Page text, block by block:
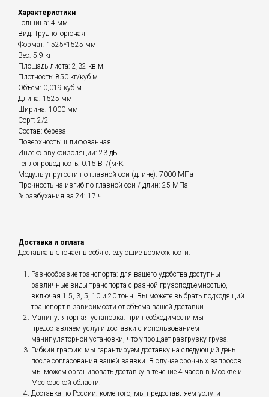
Характеристики
Толщина: 4 мм
Вид: Трудногорючая
Формат: 1525*1525 мм
Вес: 5.9 кг
Площадь листа: 2,32 кв.м.
Плотность: 850 кг/куб.м.
Объем: 0,019 куб.м.
Длина: 1525 мм
Ширина: 1000 мм
Сорт: 2/2
Состав: береза
Поверхность: шлифованная
Индекс звукоизоляции: 23 дБ
Теплопроводность: 0.15 Вт/(м⋅К
Модуль упругости по главной оси (длине): 7000 МПа
Прочность на изгиб по главной оси / длин: 25 МПа
% разбухания за 24: 17 ч
Доставка и оплата
Доставка включает в себя следующие возможности:
Разнообразие транспорта: для вашего удобства доступны
различные виды транспорта с разной грузоподъемностью,
включая 1.5, 3, 5, 10 и 20 тонн. Вы можете выбрать подходящий
транспорт в зависимости от объема вашей доставки.
Манипуляторная установка: при необходимости мы
предоставляем услуги доставки с использованием
манипуляторной установки, что упрощает разгрузку груза.
Гибкий график: мы гарантируем доставку на следующий день
после согласования вашей заявки. В случае срочных запросов
мы можем организовать доставку в течение 4 часов в Москве и
Московской области.
Доставка по России: коме того, мы предоставляем услуги